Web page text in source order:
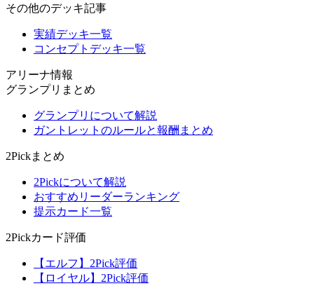
その他のデッキ記事
実績デッキ一覧
コンセプトデッキ一覧
アリーナ情報
グランプリまとめ
グランプリについて解説
ガントレットのルールと報酬まとめ
2Pickまとめ
2Pickについて解説
おすすめリーダーランキング
提示カード一覧
2Pickカード評価
【エルフ】2Pick評価
【ロイヤル】2Pick評価